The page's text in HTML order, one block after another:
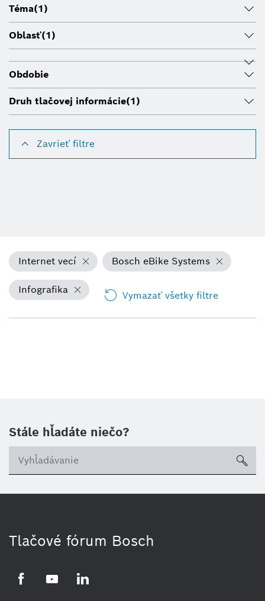
Téma(1)
Oblasť(1)
Obdobie
Druh tlačovej informácie(1)
Zavrieť filtre
Internet vecí Bosch eBike Systems
Infografika Vymazať všetky filtre
Stále hľadáte niečo?
Tlačové fórum Bosch